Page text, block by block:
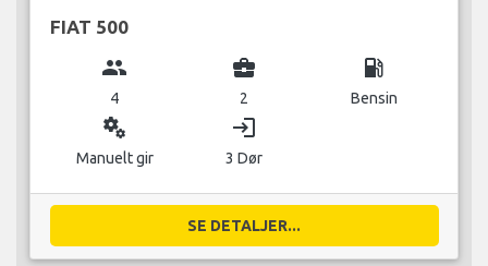
FIAT 500
group
4
business_center
2
local_gas_station
Bensin
miscellaneous_services
Manuelt gir
login
3 Dør
SE DETALJER...